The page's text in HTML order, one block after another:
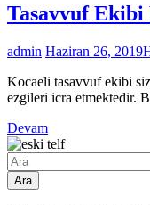
Tasavvuf Ekibi
admin Haziran 26, 2019
Kocaeli tasavvuf ekibi
ezgileri icra etmektedir.
Devam